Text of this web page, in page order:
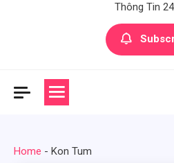
Thông Tin
Home - Kon Tum